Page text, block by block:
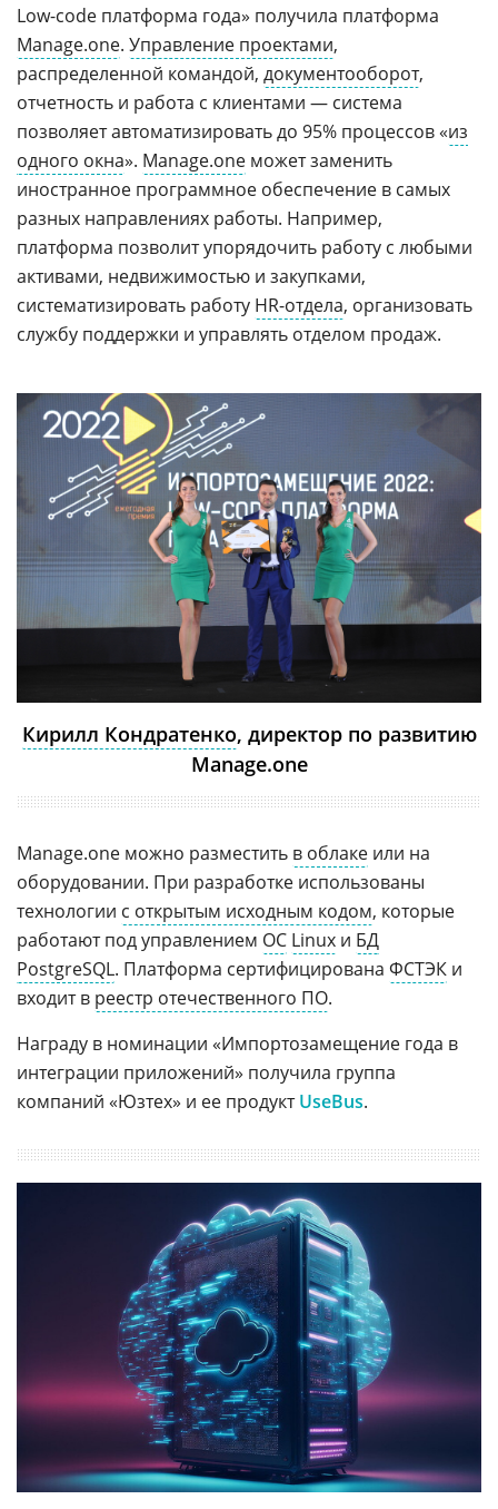
Low-code платформа года» получила платформа
Manage.one. Управление проектами,
распределенной командой, документооборот,
отчетность и работа с клиентами — система
позволяет автоматизировать до 95% процессов «из
одного окна». Manage.one может заменить
иностранное программное обеспечение в самых
разных направлениях работы. Например,
платформа позволит упорядочить работу с любыми
активами, недвижимостью и закупками,
систематизировать работу HR-отдела, организовать
службу поддержки и управлять отделом продаж.
Кирилл Кондратенко, директор по развитию
Manage.one
Manage.one можно разместить в облаке или на
оборудовании. При разработке использованы
технологии с открытым исходным кодом, которые
работают под управлением ОС Linux и БД
PostgreSQL. Платформа сертифицирована ФСТЭК и
входит в реестр отечественного ПО.
Награду в номинации «Импортозамещение года в
интеграции приложений» получила группа
компаний «Юзтех» и ее продуктUseBus.